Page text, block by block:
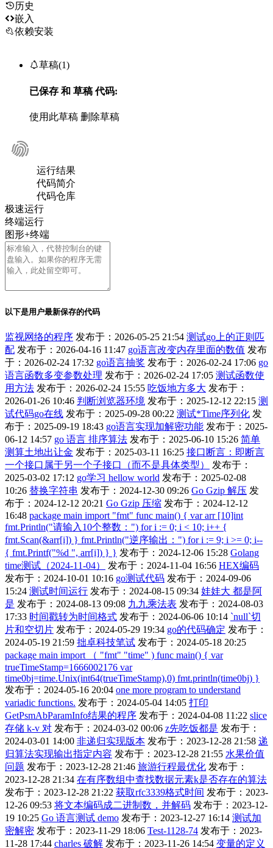
历史
嵌入
依赖安装
草稿(1)
已保存 和 草稿代码:
使用此草稿 删除草稿
运行结果
代码简介
代码仓库
极速运行
终端运行
图形+终端
以下是用户最新保存的代码
监视网络的程序 发布于：2026-05-25 21:54 测试go上的正则匹
配 发布于：2026-04-16 11:47 go语言改变内存里面的数值 发布
于：2026-02-24 17:32 go语言抽奖 发布于：2026-02-24 17:06 go
语言函数多变参数处理 发布于：2026-02-24 17:05 测试函数使
用方法 发布于：2026-02-24 15:55 吃饭地方多大 发布于：
2026-01-26 10:46 判断浏览器环境 发布于：2025-12-12 22:15 测
试代码go在线 发布于：2025-09-28 00:22 测试*Time序列化 发
布于：2025-09-19 18:43 go语言实现加解密功能 发布于：2025-
06-12 14:57 go 语言 排序算法 发布于：2025-06-10 15:26 简单
测算土地出让金 发布于：2025-03-11 16:25 接口断言：即断言
一个接口属于另一个子接口（而不是具体类型）
发布于：
2025-03-02 17:12 go学习 hellow world 发布于：2025-02-08
10:26 替换字符串 发布于：2024-12-30 09:26 Go Gzip 解压 发
布于：2024-12-12 20:21 Go Gzip 压缩 发布于：2024-12-12
16:48 package main import "fmt" func main() { var arr [10]int
fmt.Println("请输入10个整数：") for i := 0; i < 10; i++ {
fmt.Scan(&arr[i]) } fmt.Println("逆序输出：") for i := 9; i >= 0; i--
{ fmt.Printf("%d ", arr[i]) } } 发布于：2024-12-06 15:28 Golang
time测试（2024-11-04）
发布于：2024-11-04 16:56 HEX编码
发布于：2024-10-01 10:16 go测试代码 发布于：2024-09-06
15:24 测试时间运行 发布于：2024-08-15 09:34 娃娃大 都是阿
是 发布于：2024-08-13 09:08 九九乘法表 发布于：2024-08-03
17:33 时间戳转为时间格式 发布于：2024-06-06 10:14 `null`切
片和空切片 发布于：2024-05-29 19:34 go的代码确定 发布于：
2024-05-19 21:59 拙卓科技笔试 发布于：2024-05-18 20:25
package main import （ "fmt" "time" ) func main() { var
trueTimeStamp=1666002176 var
time0bj=time.Unix(int64(trueTimeStamp),0) fmt.println(time0bj) }
发布于：2024-05-16 20:04 one more program to understand
variadic functions. 发布于：2024-05-04 14:05 打印
GetPsmAbParamInfo结果的程序 发布于：2024-04-08 11:22 slice
存储 k-v 对 发布于：2024-03-02 00:06 z先吃饭都是 发布于：
2024-03-01 14:00 非递归实现版本 发布于：2023-12-28 21:58 递
归算法实现输出指定内容 发布于：2023-12-28 21:55 水果价值
问题 发布于：2023-12-28 21:46 旅游行程最优化 发布于：
2023-12-28 21:34 在有序数组中查找数据元素k是否存在的算法
发布于：2023-12-28 21:22 获取rfc3339格式时间 发布于：2023-
12-26 09:53 将文本编码成二进制数，并解码 发布于：2023-12-
19 10:25 Go 语言测试 demo 发布于：2023-12-27 16:14 测试加
密解密 发布于：2023-11-29 18:06 Test-1128-74 发布于：2023-
11-28 17:44 charles 破解 发布于：2023-11-26 14:54 变量的定义